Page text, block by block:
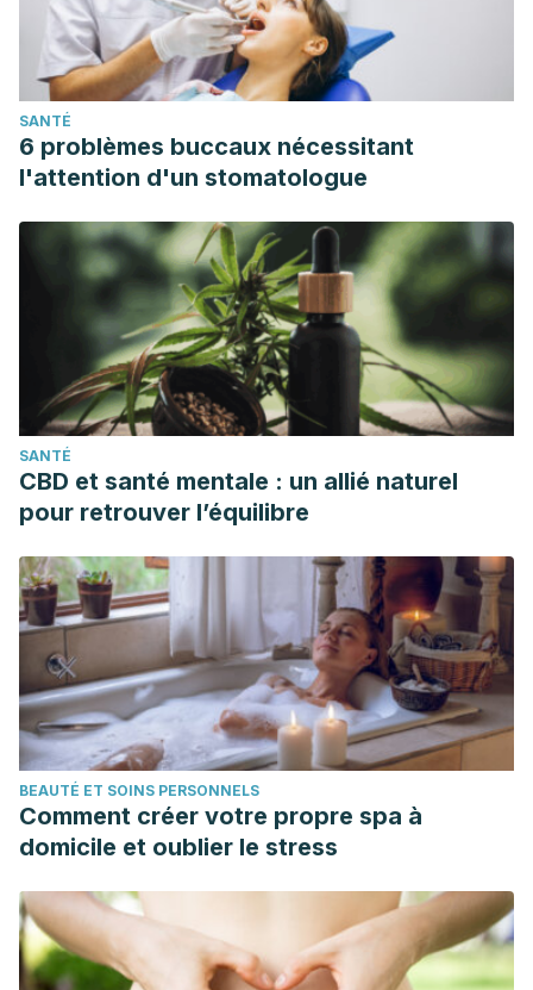
SANTÉ
6 problèmes buccaux nécessitant
l'attention d'un stomatologue
SANTÉ
CBD et santé mentale : un allié naturel
pour retrouver l’équilibre
BEAUTÉ ET SOINS PERSONNELS
Comment créer votre propre spa à
domicile et oublier le stress